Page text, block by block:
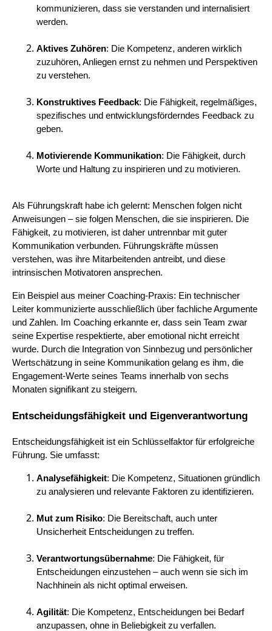
kommunizieren, dass sie verstanden und internalisiert
werden.
Aktives Zuhören: Die Kompetenz, anderen wirklich
zuzuhören, Anliegen ernst zu nehmen und Perspektiven
zu verstehen.
Konstruktives Feedback: Die Fähigkeit, regelmäßiges,
spezifisches und entwicklungsförderndes Feedback zu
geben.
Motivierende Kommunikation: Die Fähigkeit, durch
Worte und Haltung zu inspirieren und zu motivieren.
Als Führungskraft habe ich gelernt: Menschen folgen nicht
Anweisungen – sie folgen Menschen, die sie inspirieren. Die
Fähigkeit, zu motivieren, ist daher untrennbar mit guter
Kommunikation verbunden. Führungskräfte müssen
verstehen, was ihre Mitarbeitenden antreibt, und diese
intrinsischen Motivatoren ansprechen.
Ein Beispiel aus meiner Coaching-Praxis: Ein technischer
Leiter kommunizierte ausschließlich über fachliche Argumente
und Zahlen. Im Coaching erkannte er, dass sein Team zwar
seine Expertise respektierte, aber emotional nicht erreicht
wurde. Durch die Integration von Sinnbezug und persönlicher
Wertschätzung in seine Kommunikation gelang es ihm, die
Engagement-Werte seines Teams innerhalb von sechs
Monaten signifikant zu steigern.
Entscheidungsfähigkeit und Eigenverantwortung
Entscheidungsfähigkeit ist ein Schlüsselfaktor für erfolgreiche
Führung. Sie umfasst:
Analysefähigkeit: Die Kompetenz, Situationen gründlich
zu analysieren und relevante Faktoren zu identifizieren.
Mut zum Risiko: Die Bereitschaft, auch unter
Unsicherheit Entscheidungen zu treffen.
Verantwortungsübernahme: Die Fähigkeit, für
Entscheidungen einzustehen – auch wenn sie sich im
Nachhinein als nicht optimal erweisen.
Agilität: Die Kompetenz, Entscheidungen bei Bedarf
anzupassen, ohne in Beliebigkeit zu verfallen.